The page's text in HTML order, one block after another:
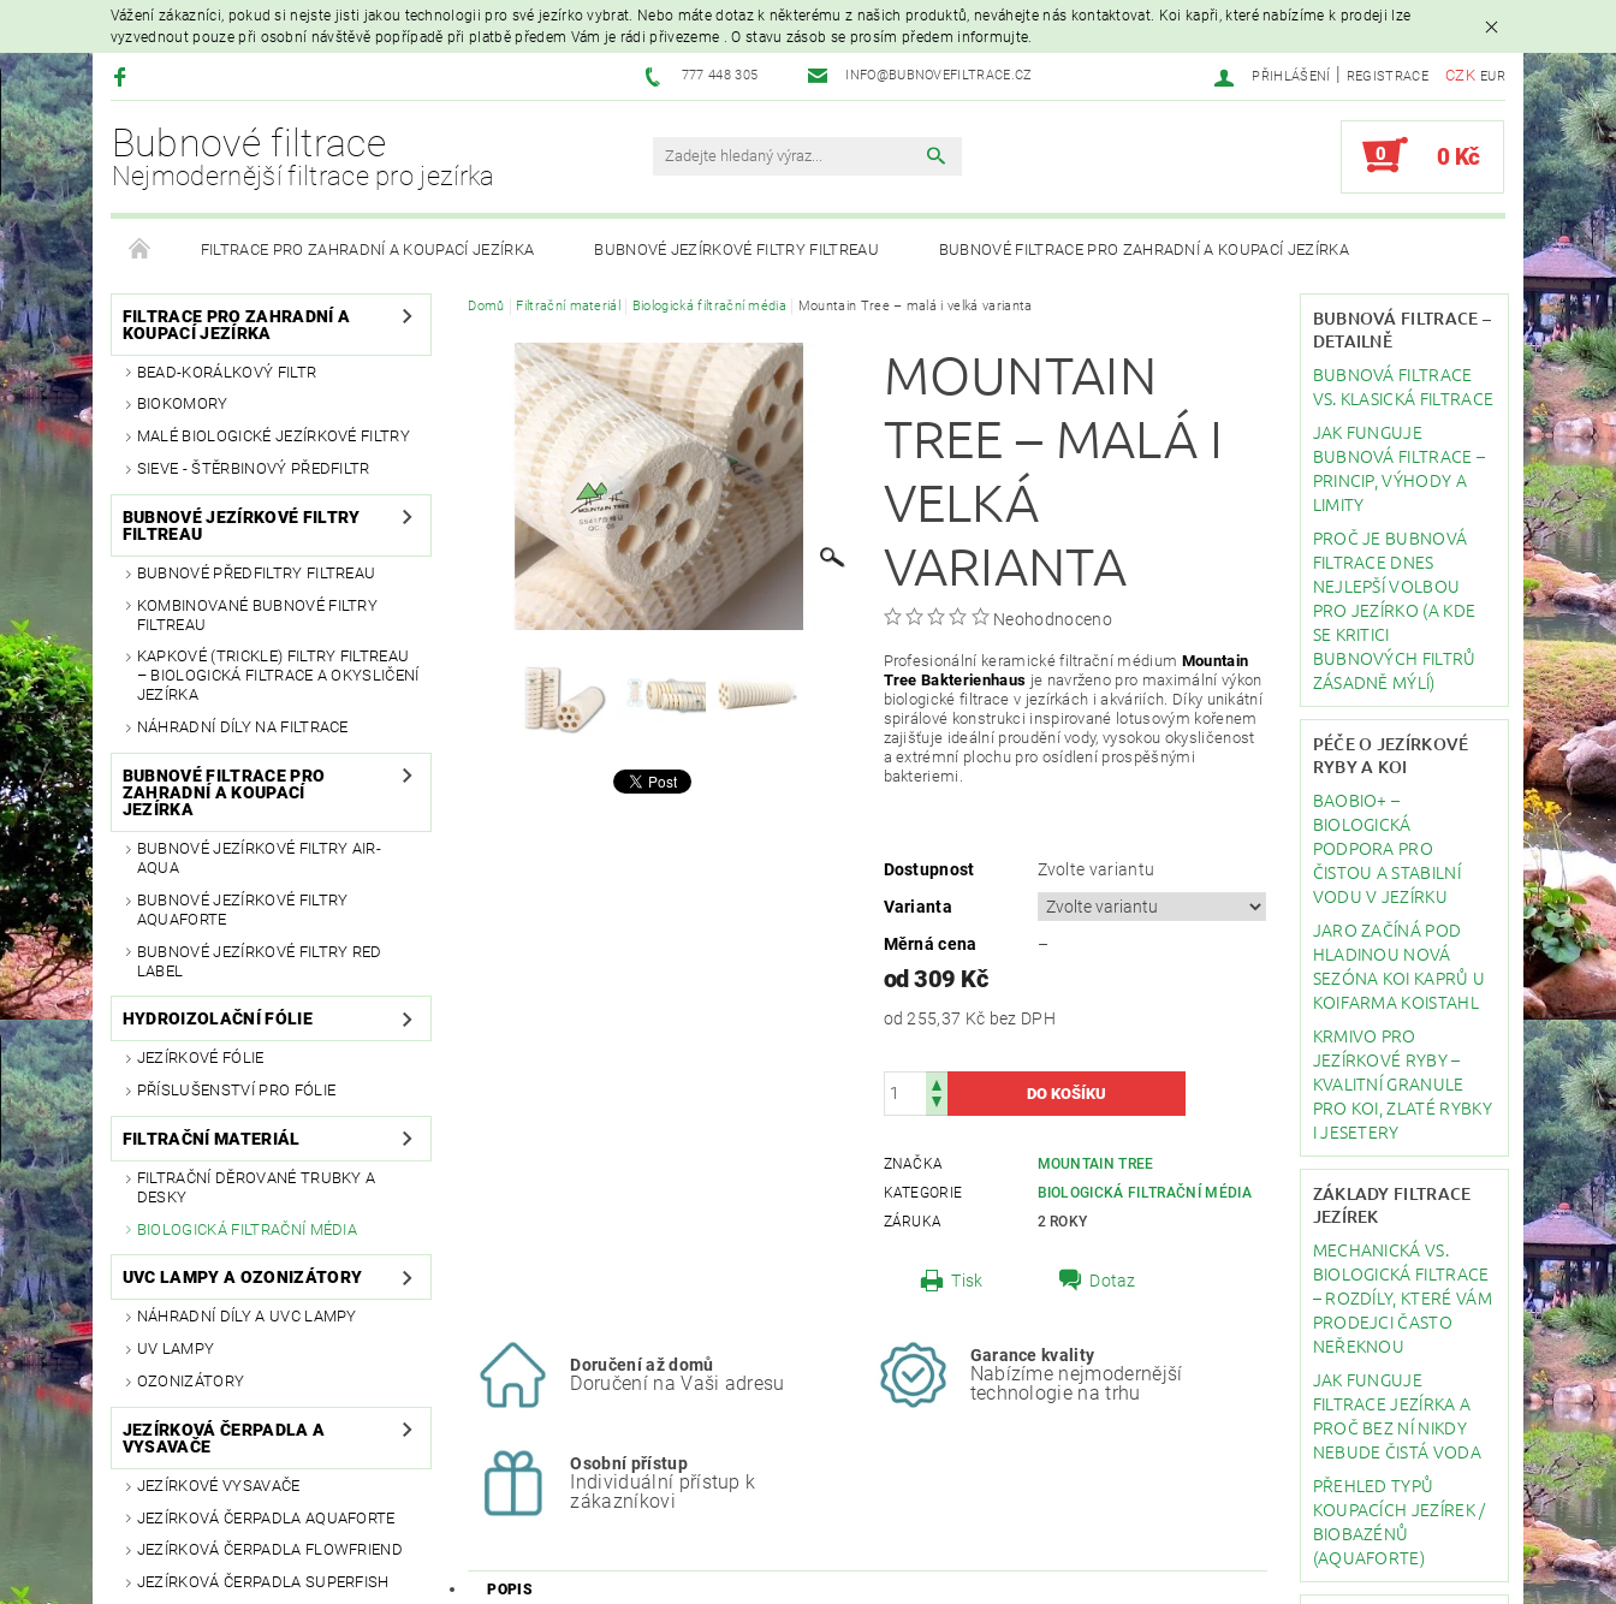
Vážení zákazníci, pokud si nejste jisti jakou technologii pro své jezírko vybrat. Nebo máte dotaz k některému z našich produktů, neváhejte nás kontaktovat. Koi kapři, které nabízíme k prodeji lze
vyzvednout pouze při osobní návštěvě popřípadě při platbě předem Vám je rádi přivezeme . O stavu zásob se prosím předem informujte.
777 448 305 INFO@BUBNOVEFILTRACE.CZ CZK EUR
PŘIHLÁŠENÍ REGISTRACE
Bubnové filtrace
Nejmodernější filtrace pro jezírka
0 0 Kč
FILTRACE PRO ZAHRADNÍ A KOUPACÍ JEZÍRKA BUBNOVÉ JEZÍRKOVÉ FILTRY FILTREAU BUBNOVÉ FILTRACE PRO ZAHRADNÍ A KOUPACÍ JEZÍRKA
HYDROIZOLAČNÍ FÓLIE FILTRAČNÍ MATERIÁL UVC LAMPY A OZONIZÁTORY JEZÍRKOVÁ ČERPADLA A VYSAVAČE
VZDUCHOVÁ ČERPADLA A PROVZDUŠŇOVÁNÍ PÉČE O RYBNÍK A KOI – KRMIVA, BAKTERIE, ÚPRAVA VODY, CHOVNÉ POTŘEBY
PRODEJ KOI KAPRŮ MOJE OBJEDNÁVKA
FILTRACE PRO ZAHRADNÍ A
KOUPACÍ JEZÍRKA
BEAD-KORÁLKOVÝ FILTR
BIOKOMORY
MALÉ BIOLOGICKÉ JEZÍRKOVÉ FILTRY
SIEVE - ŠTĚRBINOVÝ PŘEDFILTR
BUBNOVÉ JEZÍRKOVÉ FILTRY
FILTREAU
BUBNOVÉ PŘEDFILTRY FILTREAU
KOMBINOVANÉ BUBNOVÉ FILTRY
FILTREAU
KAPKOVÉ (TRICKLE) FILTRY FILTREAU
– BIOLOGICKÁ FILTRACE A OKYSLIČENÍ
JEZÍRKA
NÁHRADNÍ DÍLY NA FILTRACE
BUBNOVÉ FILTRACE PRO
ZAHRADNÍ A KOUPACÍ
JEZÍRKA
BUBNOVÉ JEZÍRKOVÉ FILTRY AIR-
AQUA
BUBNOVÉ JEZÍRKOVÉ FILTRY
AQUAFORTE
BUBNOVÉ JEZÍRKOVÉ FILTRY RED
LABEL
HYDROIZOLAČNÍ FÓLIE
JEZÍRKOVÉ FÓLIE
PŘÍSLUŠENSTVÍ PRO FÓLIE
FILTRAČNÍ MATERIÁL
FILTRAČNÍ DĚROVANÉ TRUBKY A
DESKY
BIOLOGICKÁ FILTRAČNÍ MÉDIA
UVC LAMPY A OZONIZÁTORY
NÁHRADNÍ DÍLY A UVC LAMPY
UV LAMPY
OZONIZÁTORY
JEZÍRKOVÁ ČERPADLA A
VYSAVAČE
JEZÍRKOVÉ VYSAVAČE
JEZÍRKOVÁ ČERPADLA AQUAFORTE
JEZÍRKOVÁ ČERPADLA FLOWFRIEND
JEZÍRKOVÁ ČERPADLA SUPERFISH
Domů Filtrační materiál Biologická filtrační média Mountain Tree – malá i velká varianta
MOUNTAIN
TREE – MALÁ I
VELKÁ
VARIANTA
Neohodnoceno
Profesionální keramické filtrační médium Mountain
Tree Bakterienhaus je navrženo pro maximální výkon
biologické filtrace v jezírkách i akváriích. Díky unikátní
spirálové konstrukci inspirované lotusovým kořenem
zajišťuje ideální proudění vody, vysokou okysličenost
a extrémní plochu pro osídlení prospěšnými
bakteriemi.
Dostupnost
Zvolte variantu
Varianta
Měrná cena
–
od 309 Kč
od 255,37 Kč bez DPH
ZNAČKA
MOUNTAIN TREE
KATEGORIE
BIOLOGICKÁ FILTRAČNÍ MÉDIA
ZÁRUKA
2 ROKY
Tisk Dotaz
Doručení až domů
Doručení na Vaši adresu
Garance kvality
Nabízíme nejmodernější
technologie na trhu
Osobní přístup
Individuální přístup k
zákazníkovi
POPIS
BUBNOVÁ FILTRACE –
DETAILNĚ
BUBNOVÁ FILTRACE
VS. KLASICKÁ FILTRACE
JAK FUNGUJE
BUBNOVÁ FILTRACE –
PRINCIP, VÝHODY A
LIMITY
PROČ JE BUBNOVÁ
FILTRACE DNES
NEJLEPŠÍ VOLBOU
PRO JEZÍRKO (A KDE
SE KRITICI
BUBNOVÝCH FILTRŮ
ZÁSADNĚ MÝLÍ)
PÉČE O JEZÍRKOVÉ
RYBY A KOI
BAOBIO+ –
BIOLOGICKÁ
PODPORA PRO
ČISTOU A STABILNÍ
VODU V JEZÍRKU
JARO ZAČÍNÁ POD
HLADINOU NOVÁ
SEZÓNA KOI KAPRŮ U
KOIFARMA KOISTAHL
KRMIVO PRO
JEZÍRKOVÉ RYBY –
KVALITNÍ GRANULE
PRO KOI, ZLATÉ RYBKY
I JESETERY
ZÁKLADY FILTRACE
JEZÍREK
MECHANICKÁ VS.
BIOLOGICKÁ FILTRACE
– ROZDÍLY, KTERÉ VÁM
PRODEJCI ČASTO
NEŘEKNOU
JAK FUNGUJE
FILTRACE JEZÍRKA A
PROČ BEZ NÍ NIKDY
NEBUDE ČISTÁ VODA
PŘEHLED TYPŮ
KOUPACÍCH JEZÍREK /
BIOBAZÉNŮ
(AQUAFORTE)